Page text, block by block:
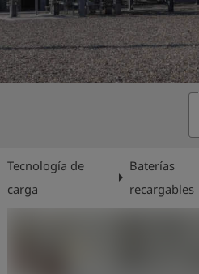
Tecnología de
carga
arrow_right
Baterías
recargables